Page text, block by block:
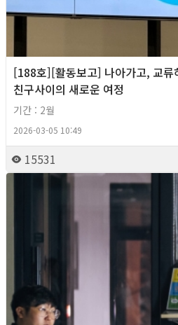
[188호][활동보고] 나아가고, 교
친구사이의 새로운 여정
기간 : 2월
2026-03-05 10:49
15531